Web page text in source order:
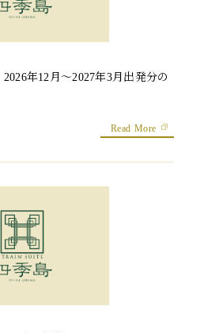
年12月～2027年3月出発分の
Read More